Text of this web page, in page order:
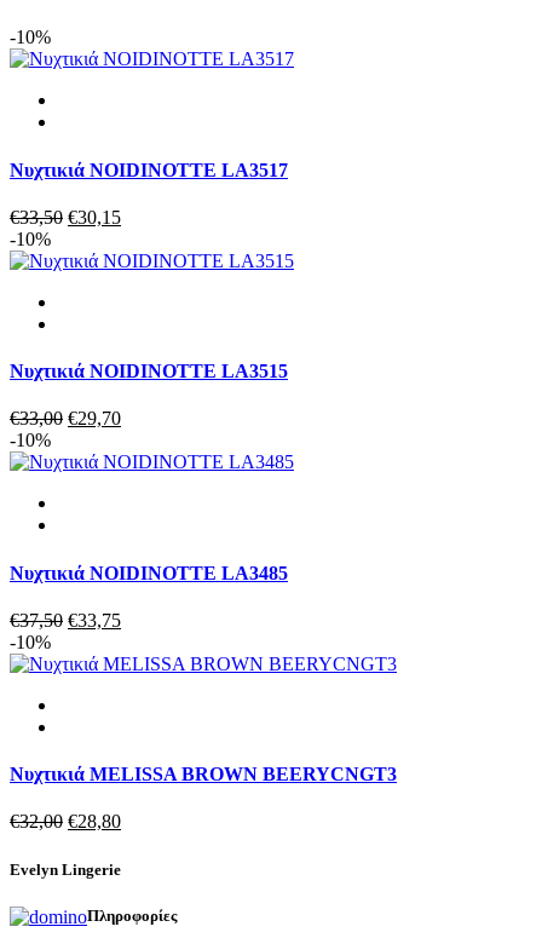
-10%
Νυχτικιά NOIDINOTTE LA3517
€33,50 Original
was:
€30,15Η
τιμή
-10%
Νυχτικιά NOIDINOTTE LA3515
€33,00 Original
was:
€29,70Η
τιμή
-10%
Νυχτικιά NOIDINOTTE LA3485
€37,50 Original
was:
€33,75Η
τιμή
-10%
Νυχτικιά MELISSA BROWN BEERYCNGT3
€32,00 Original
was:
€32,00.
€28,80Η
τιμή
€28,80.
Evelyn Lingerie
Πληροφορίες